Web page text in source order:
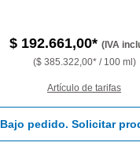
$ 192.661,00* (IVA
($ 385.322,00* / 100 ml)
Artículo de tarifas
Bajo pedido. Solicitar